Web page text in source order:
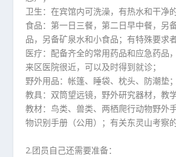
卫生：在宾馆内可洗澡，有热水和干净的
食品：第一日三餐，第二日早中餐，另
品，另备矿泉水和小食品；有特殊要求
医疗：配备齐全的常用药品和应急药品
来区医院很近，可以及时得到就诊；
野外用品：帐篷、睡袋、枕头、防潮垫；
教具：双筒望远镜，野外研究器材，教
教材：鸟类、兽类、两栖爬行动物野外
物识别手册（公用）；有关东灵山考察
2.团员自己还需要准备：